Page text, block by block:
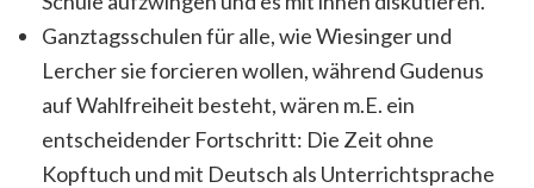
Ganztagsschulen für alle, wie Wiesinger und
Lercher sie forcieren wollen, während Gudenus
auf Wahlfreiheit besteht, wären m.E. ein
entscheidender Fortschritt: Die Zeit ohne
Kopftuch und mit Deutsch als Unterrichtsprache